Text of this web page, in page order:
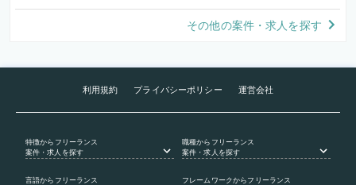
その他の案件・求人を探す
利用規約 プライバシーポリシー 運営会社
特徴からフリーランス
案件・求人を探す
職種からフリーランス
案件・求人を探す
言語からフリーランス
フレームワークからフリーランス